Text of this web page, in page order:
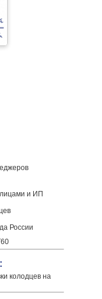
и ИП
России
колодцев на